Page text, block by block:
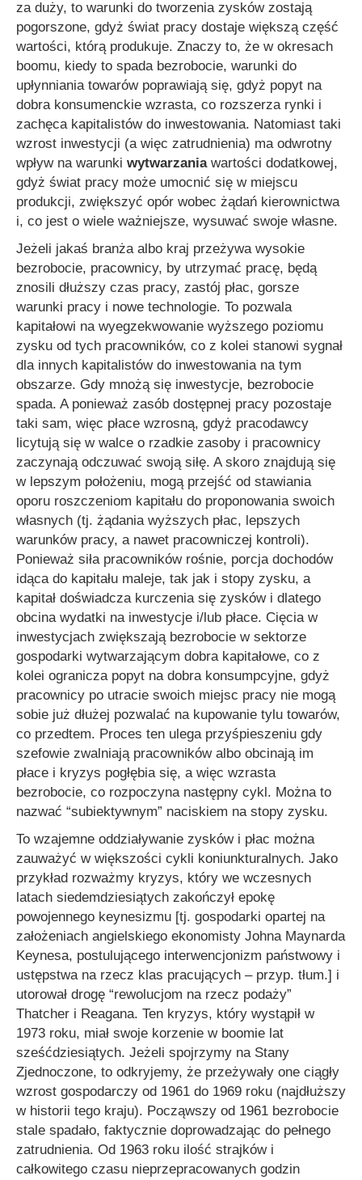
za duży, to warunki do tworzenia zysków zostają
pogorszone, gdyż świat pracy dostaje większą część
wartości, którą produkuje. Znaczy to, że w okresach
boomu, kiedy to spada bezrobocie, warunki do
upłynniania towarów poprawiają się, gdyż popyt na
dobra konsumenckie wzrasta, co rozszerza rynki i
zachęca kapitalistów do inwestowania. Natomiast taki
wzrost inwestycji (a więc zatrudnienia) ma odwrotny
wpływ na warunki wytwarzaniawartości dodatkowej,
gdyż świat pracy może umocnić się w miejscu
produkcji, zwiększyć opór wobec żądań kierownictwa
i, co jest o wiele ważniejsze, wysuwać swoje własne.
Jeżeli jakaś branża albo kraj przeżywa wysokie
bezrobocie, pracownicy, by utrzymać pracę, będą
znosili dłuższy czas pracy, zastój płac, gorsze
warunki pracy i nowe technologie. To pozwala
kapitałowi na wyegzekwowanie wyższego poziomu
zysku od tych pracowników, co z kolei stanowi sygnał
dla innych kapitalistów do inwestowania na tym
obszarze. Gdy mnożą się inwestycje, bezrobocie
spada. A ponieważ zasób dostępnej pracy pozostaje
taki sam, więc płace wzrosną, gdyż pracodawcy
licytują się w walce o rzadkie zasoby i pracownicy
zaczynają odczuwać swoją siłę. A skoro znajdują się
w lepszym położeniu, mogą przejść od stawiania
oporu roszczeniom kapitału do proponowania swoich
własnych (tj. żądania wyższych płac, lepszych
warunków pracy, a nawet pracowniczej kontroli).
Ponieważ siła pracowników rośnie, porcja dochodów
idąca do kapitału maleje, tak jak i stopy zysku, a
kapitał doświadcza kurczenia się zysków i dlatego
obcina wydatki na inwestycje i/lub płace. Cięcia w
inwestycjach zwiększają bezrobocie w sektorze
gospodarki wytwarzającym dobra kapitałowe, co z
kolei ogranicza popyt na dobra konsumpcyjne, gdyż
pracownicy po utracie swoich miejsc pracy nie mogą
sobie już dłużej pozwalać na kupowanie tylu towarów,
co przedtem. Proces ten ulega przyśpieszeniu gdy
szefowie zwalniają pracowników albo obcinają im
płace i kryzys pogłębia się, a więc wzrasta
bezrobocie, co rozpoczyna następny cykl. Można to
nazwać “subiektywnym” naciskiem na stopy zysku.
To wzajemne oddziaływanie zysków i płac można
zauważyć w większości cykli koniunkturalnych. Jako
przykład rozważmy kryzys, który we wczesnych
latach siedemdziesiątych zakończył epokę
powojennego keynesizmu [tj. gospodarki opartej na
założeniach angielskiego ekonomisty Johna Maynarda
Keynesa, postulującego interwencjonizm państwowy i
ustępstwa na rzecz klas pracujących – przyp. tłum.] i
utorował drogę “rewolucjom na rzecz podaży”
Thatcher i Reagana. Ten kryzys, który wystąpił w
1973 roku, miał swoje korzenie w boomie lat
sześćdziesiątych. Jeżeli spojrzymy na Stany
Zjednoczone, to odkryjemy, że przeżywały one ciągły
wzrost gospodarczy od 1961 do 1969 roku (najdłuższy
w historii tego kraju). Począwszy od 1961 bezrobocie
stale spadało, faktycznie doprowadzając do pełnego
zatrudnienia. Od 1963 roku ilość strajków i
całkowitego czasu nieprzepracowanych godzin